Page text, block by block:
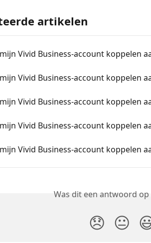
artikelen
Vivid Business-account koppelen
Vivid Business-account koppelen
Vivid Business-account koppelen
Vivid Business-account koppelen
Vivid Business-account koppelen
Was dit een antwoord op
😞 😐